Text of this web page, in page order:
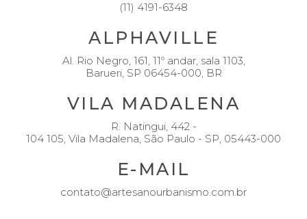
(11) 4191-6348
ALPHAVILLE
Al. Rio Negro, 161, 11º andar, sala 1103,
Barueri, SP 06454-000, BR
VILA MADALENA
R. Natingui, 442 -
104 105, Vila Madalena, São Paulo - SP, 05443-000
E-MAIL
contato@artesanourbanismo.com.br